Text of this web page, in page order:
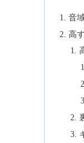
音
高